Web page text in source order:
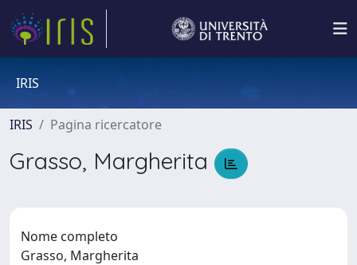
IRIS
IRIS Pagina ricercatore
Grasso, Margherita
Nome completo
Grasso, Margherita